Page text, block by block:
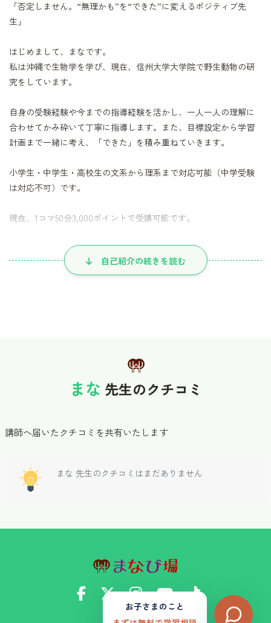
「否定しません。“無理かも”を“できた”に変えるポジティブ先
生」
はじめまして、まなです。
私は沖縄で生物学を学び、現在、信州大学大学院で野生動物の研
究をしています。
自身の受験経験や今までの指導経験を活かし、一人一人の理解に
合わせてかみ砕いて丁寧に指導します。また、目標設定から学習
計画まで一緒に考え、「できた」を積み重ねていきます。
小学生・中学生・高校生の文系から理系まで対応可能（中学受験
は対応不可）です。
現在、1コマ50分3,000ポイントで受講可能です。
今も夢に向かって勉強し続けている私だからこそ、授業を通して
勉強の先にある楽しさや可能性も伝えていけると考えています。
自己紹介の続きを読む
まな 先生のクチコミ
講師へ届いたクチコミを共有いたします
まな 先生のクチコミはまだありません
お子さまのこと